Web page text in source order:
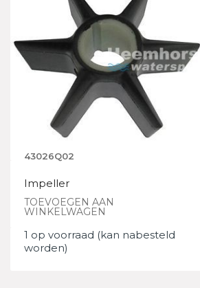
43026Q02
Impeller
TOEVOEGEN AAN
WINKELWAGEN
1 op voorraad (kan nabesteld
worden)